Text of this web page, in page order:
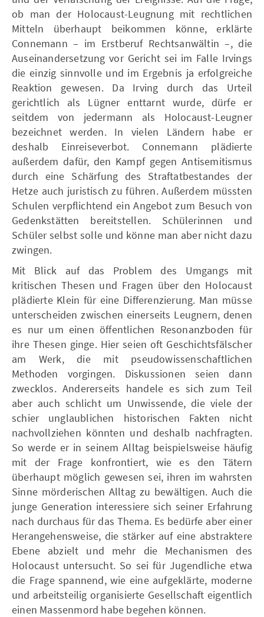
ob man der Holocaust-Leugnung mit rechtlichen
Mitteln überhaupt beikommen könne, erklärte
Connemann – im Erstberuf Rechtsanwältin –, die
Auseinandersetzung vor Gericht sei im Falle Irvings
die einzig sinnvolle und im Ergebnis ja erfolgreiche
Reaktion gewesen. Da Irving durch das Urteil
gerichtlich als Lügner enttarnt wurde, dürfe er
seitdem von jedermann als Holocaust-Leugner
bezeichnet werden. In vielen Ländern habe er
deshalb Einreiseverbot. Connemann plädierte
außerdem dafür, den Kampf gegen Antisemitismus
durch eine Schärfung des Straftatbestandes der
Hetze auch juristisch zu führen. Außerdem müssten
Schulen verpflichtend ein Angebot zum Besuch von
Gedenkstätten bereitstellen. Schülerinnen und
Schüler selbst solle und könne man aber nicht dazu
zwingen.
Mit Blick auf das Problem des Umgangs mit
kritischen Thesen und Fragen über den Holocaust
plädierte Klein für eine Differenzierung. Man müsse
unterscheiden zwischen einerseits Leugnern, denen
es nur um einen öffentlichen Resonanzboden für
ihre Thesen ginge. Hier seien oft Geschichtsfälscher
am Werk, die mit pseudowissenschaftlichen
Methoden vorgingen. Diskussionen seien dann
zwecklos. Andererseits handele es sich zum Teil
aber auch schlicht um Unwissende, die viele der
schier unglaublichen historischen Fakten nicht
nachvollziehen könnten und deshalb nachfragten.
So werde er in seinem Alltag beispielsweise häufig
mit der Frage konfrontiert, wie es den Tätern
überhaupt möglich gewesen sei, ihren im wahrsten
Sinne mörderischen Alltag zu bewältigen. Auch die
junge Generation interessiere sich seiner Erfahrung
nach durchaus für das Thema. Es bedürfe aber einer
Herangehensweise, die stärker auf eine abstraktere
Ebene abzielt und mehr die Mechanismen des
Holocaust untersucht. So sei für Jugendliche etwa
die Frage spannend, wie eine aufgeklärte, moderne
und arbeitsteilig organisierte Gesellschaft eigentlich
einen Massenmord habe begehen können.